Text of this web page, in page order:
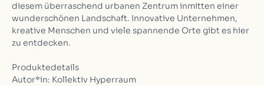
diesem überraschend urbanen Zentrum inmitten einer
wunderschönen Landschaft. Innovative Unternehmen,
kreative Menschen und viele spannende Orte gibt es hier
zu entdecken.
Produktedetails
Autor*in: Kollektiv Hyperraum